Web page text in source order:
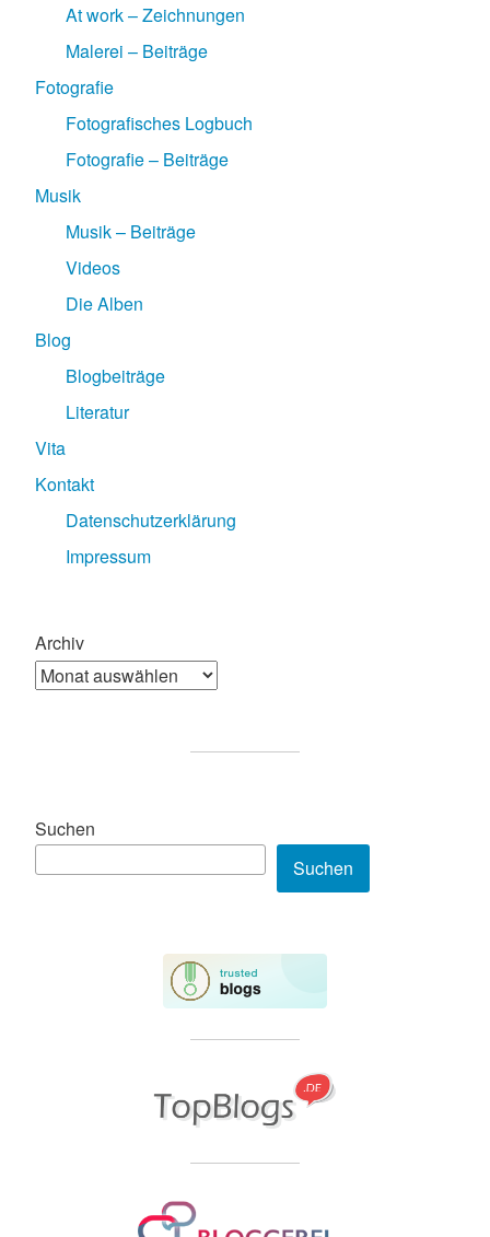
At work – Zeichnungen
Malerei – Beiträge
Fotografie
Fotografisches Logbuch
Fotografie – Beiträge
Musik
Musik – Beiträge
Videos
Die Alben
Blog
Blogbeiträge
Literatur
Vita
Kontakt
Datenschutzerklärung
Impressum
Archiv
Suchen
Suchen